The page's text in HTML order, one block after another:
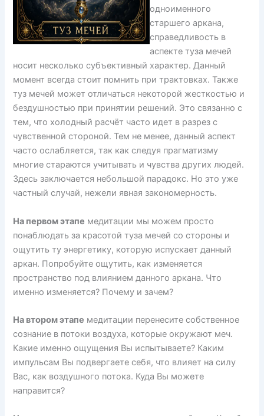
одноименного
старшего аркана,
справедливость в
аспекте туза мечей
носит несколько субъективный характер. Данный
момент всегда стоит помнить при трактовках. Также
туз мечей может отличаться некоторой жесткостью и
бездушностью при принятии решений. Это связанно с
тем, что холодный расчёт часто идет в разрез с
чувственной стороной. Тем не менее, данный аспект
часто ослабляется, так как следуя прагматизму
многие стараются учитывать и чувства других людей.
Здесь заключается небольшой парадокс. Но это уже
частный случай, нежели явная закономерность.
На первом этапе медитации мы можем просто
понаблюдать за красотой туза мечей со стороны и
ощутить ту энергетику, которую испускает данный
аркан. Попробуйте ощутить, как изменяется
пространство под влиянием данного аркана. Что
именно изменяется? Почему и зачем?
На втором этапе медитации перенесите собственное
сознание в потоки воздуха, которые окружают меч.
Какие именно ощущения Вы испытываете? Каким
импульсам Вы подвергаете себя, что влияет на силу
Вас, как воздушного потока. Куда Вы можете
направится?